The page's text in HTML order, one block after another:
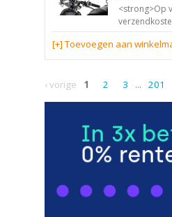
<strong>Op
[+] Toevoegen aan
‹ vorige 1 2 3 ... 201